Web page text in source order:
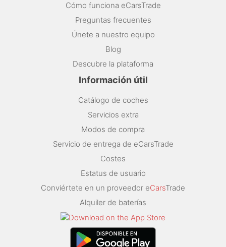
Cómo funciona eCarsTrade
Preguntas frecuentes
Únete a nuestro equipo
Blog
Descubre la plataforma
Información útil
Catálogo de coches
Servicios extra
Modos de compra
Servicio de entrega de eCarsTrade
Costes
Estatus de usuario
Conviértete en un proveedor eCarsTrade
Alquiler de baterías